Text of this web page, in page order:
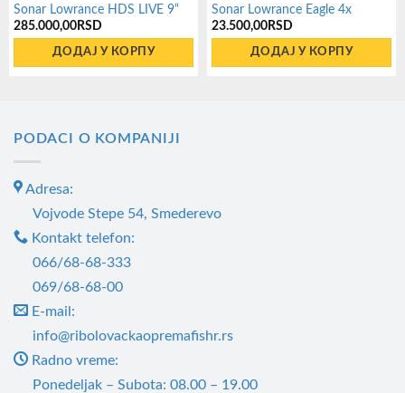
Sonar Lowrance HDS LIVE 9“
285.000,00 RSD
ДОДАЈ У КОРПУ
Sonar Lowrance Eagle 4x
23.500,00 RSD
ДОДАЈ У КОРПУ
PODACI O KOMPANIJI
Adresa:
Vojvode Stepe 54, Smederevo
Kontakt telefon:
066/68-68-333
069/68-68-00
E-mail:
info@ribolovackaopremafishr.rs
Radno vreme:
Ponedeljak – Subota: 08.00 – 19.00